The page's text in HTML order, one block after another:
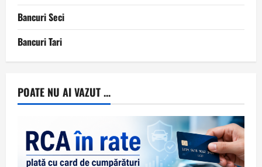
Bancuri Seci
Bancuri Tari
POATE NU AI VAZUT ...